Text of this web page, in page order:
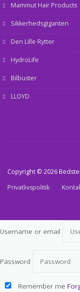
Mammut Hair Products
Sikkerhedsgiganten
Den Lille Rytter
HydroLife
Bilbuster
LLOYD
Copyright © 2026
Privatlivspolitik
Username or email
Password
Remember me